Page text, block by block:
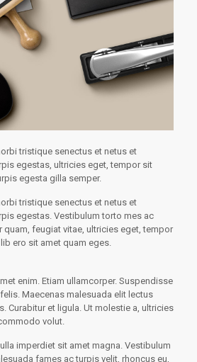
tristique senectus et netus et
egestas, ultricies eget, tempor sit
egesta gilla semper.
tristique senectus et netus et
egestas. Vestibulum torto mes ac
feugiat vitae, ultricies eget, tempor
ero sit amet quam eges.
enim. Etiam ullamcorper. Suspendisse
Maecenas malesuada elit lectus
Curabitur et ligula. Ut molestie a, ultricies
volut.
imperdiet sit amet magna. Vestibulum
fames ac turpis velit, rhoncus eu,